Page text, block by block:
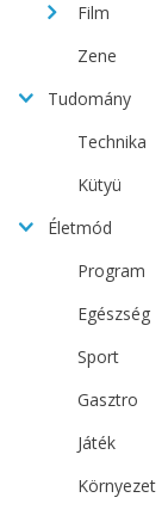
Film
Zene
Tudomány
Technika
Kütyü
Életmód
Program
Egészség
Sport
Gasztro
Játék
Környezet